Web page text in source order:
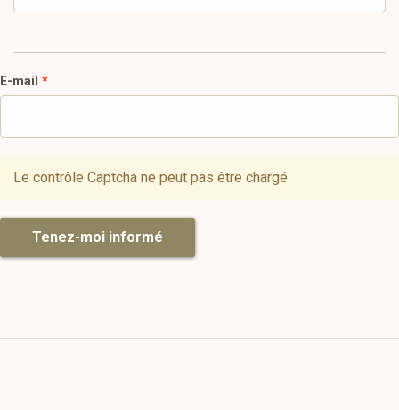
E-mail
Le contrôle Captcha ne peut pas être chargé
Tenez-moi informé